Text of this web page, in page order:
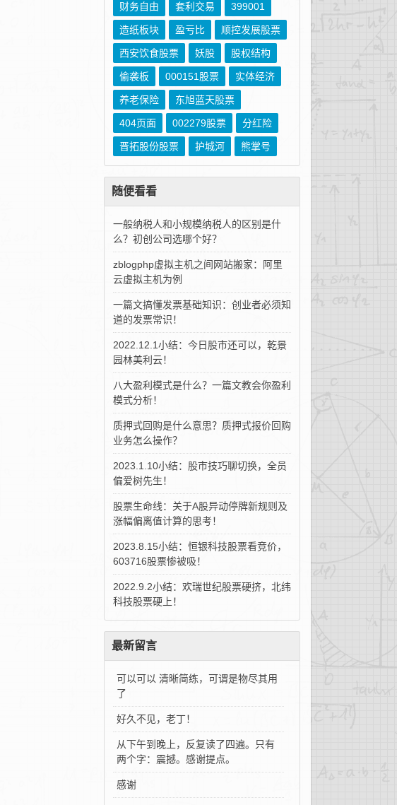
财务自由 套利交易 399001
造纸板块 盈亏比 顺控发展股票
西安饮食股票 妖股 股权结构
偷袭板 000151股票 实体经济
养老保险 东旭蓝天股票
404页面 002279股票 分红险
晋拓股份股票 护城河 熊掌号
随便看看
一般纳税人和小规模纳税人的区别是什
么？初创公司选哪个好？
zblogphp虚拟主机之间网站搬家：阿里
云虚拟主机为例
一篇文搞懂发票基础知识：创业者必须知
道的发票常识！
2022.12.1小结：今日股市还可以，乾景
园林美利云！
八大盈利模式是什么？一篇文教会你盈利
模式分析！
质押式回购是什么意思？质押式报价回购
业务怎么操作？
2023.1.10小结：股市技巧聊切换，全员
偏爱树先生！
股票生命线：关于A股异动停牌新规则及
涨幅偏离值计算的思考！
2023.8.15小结：恒银科技股票看竞价，
603716股票惨被吸！
2022.9.2小结：欢瑞世纪股票硬挤，北纬
科技股票硬上！
最新留言
可以可以 清晰简练，可谓是物尽其用
了
好久不见，老丁！
从下午到晚上，反复读了四遍。只有
两个字：震撼。感谢提点。
感谢